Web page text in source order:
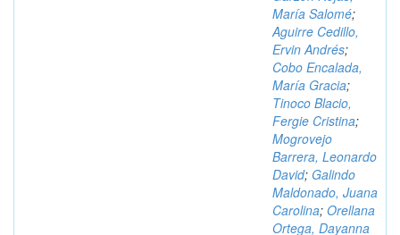
María Salomé;
Aguirre Cedillo,
Ervin Andrés;
Cobo Encalada,
María Gracia;
Tinoco Blacio,
Fergie Cristina;
Mogrovejo
Barrera, Leonardo
David; Galindo
Maldonado, Juana
Carolina; Orellana
Ortega, Dayanna